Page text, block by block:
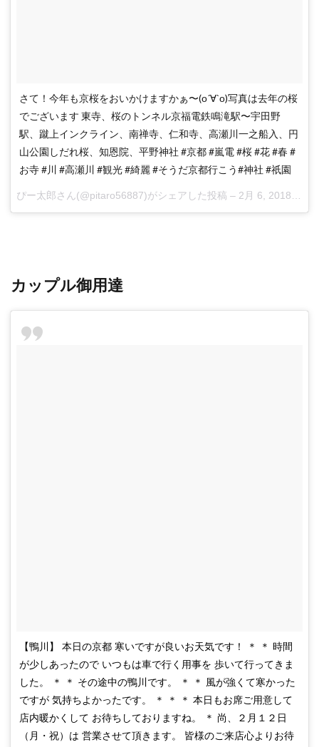
さて！今年も京桜をおいかけますかぁ〜(о´∀`о)写真は去年の桜
でございます 東寺、桜のトンネル京福電鉄鳴滝駅〜宇田野
駅、蹴上インクライン、南禅寺、仁和寺、高瀬川一之船入、円
山公園しだれ桜、知恩院、平野神社 #京都 #嵐電 #桜 #花 #春 #
お寺 #川 #高瀬川 #観光 #綺麗 #そうだ京都行こう#神社 #祇園
ぴー太郎さん(@pitaro56887)がシェアした投稿 – 2月 6, 2018 at 8:59午後 PST
カップル御用達
【鴨川】 本日の京都 寒いですが良いお天気です！ ＊ ＊ 時間
が少しあったので いつもは車で行く用事を 歩いて行ってきま
した。 ＊ ＊ その途中の鴨川です。 ＊ ＊ 風が強くて寒かった
ですが 気持ちよかったです。 ＊ ＊ ＊ 本日もお席ご用意して
店内暖かくして お待ちしておりますね。 ＊ 尚、２月１２日
（月・祝）は 営業させて頂きます。 皆様のご来店心よりお待